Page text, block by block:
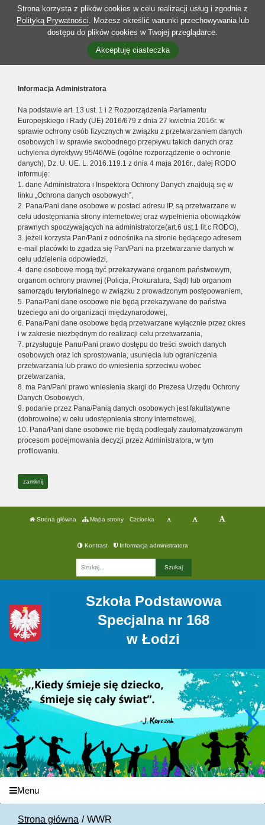
Strona korzysta z plików cookies w celu realizacji usług i zgodnie z
Polityką Prywatności. Możesz określić warunki przechowywania lub
dostępu do plików cookies w Twojej przeglądarce.
Akceptuję ciasteczka
Informacja Administratora
Na podstawie art. 13 ust. 1 i 2 Rozporządzenia Parlamentu
Europejskiego i Rady (UE) 2016/679 z dnia 27 kwietnia 2016r. w
sprawie ochrony osób fizycznych w związku z przetwarzaniem danych
osobowych i w sprawie swobodnego przepływu takich danych oraz
uchylenia dyrektywy 95/46/WE (ogólne rozporządzenie o ochronie
danych), Dz. U. UE. L. 2016.119.1 z dnia 4 maja 2016r., dalej RODO
informuję:
1. dane Administratora i Inspektora Ochrony Danych znajdują się w
linku „Ochrona danych osobowych”,
2. Pana/Pani dane osobowe w postaci adresu IP, są przetwarzane w
celu udostępniania strony internetowej oraz wypełnienia obowiązków
prawnych spoczywających na administratorze(art.6 ust.1 lit.c RODO),
3. jeżeli korzysta Pan/Pani z odnośnika na stronie będącego adresem
e-mail placówki to zgadza się Pan/Pani na przetwarzanie danych w
celu udzielenia odpowiedzi,
4. dane osobowe mogą być przekazywane organom państwowym,
organom ochrony prawnej (Policja, Prokuratura, Sąd) lub organom
samorządu terytorialnego w związku z prowadzonym postępowaniem,
5. Pana/Pani dane osobowe nie będą przekazywane do państwa
trzeciego ani do organizacji międzynarodowej,
6. Pana/Pani dane osobowe będą przetwarzane wyłącznie przez okres
i w zakresie niezbędnym do realizacji celu przetwarzania,
7. przysługuje Panu/Pani prawo dostępu do treści swoich danych
osobowych oraz ich sprostowania, usunięcia lub ograniczenia
przetwarzania lub prawo do wniesienia sprzeciwu wobec
przetwarzania,
8. ma Pan/Pani prawo wniesienia skargi do Prezesa Urzędu Ochrony
Danych Osobowych,
9. podanie przez Pana/Panią danych osobowych jest fakultatywne
(dobrowolne) w celu udostępnienia strony internetowej,
10. Pana/Pani dane osobowe nie będą podlegały zautomatyzowanym
procesom podejmowania decyzji przez Administratora, w tym
profilowaniu.
zamknij
Strona główna Mapa strony Czcionka
Kontrast Informacja administratora
Szkoła Podstawowa
Specjalna nr 168
w Łodzi
Menu
Strona główna WWR